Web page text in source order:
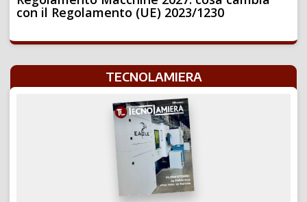
con il Regolamento (UE) 2023/1230
TECNOLAMIERA